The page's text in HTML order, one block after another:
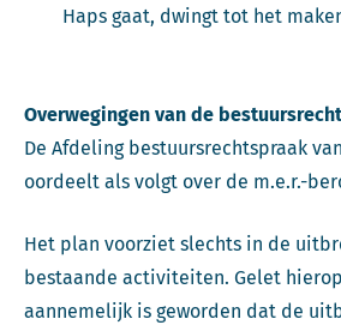
Haps gaat, dwingt tot het
Overwegingen van de
De Afdeling bestuursrechtspraak
oordeelt als volgt over de m.e.r.-
Het plan voorziet slechts in de
bestaande activiteiten. Gelet
aannemelijk is geworden dat de